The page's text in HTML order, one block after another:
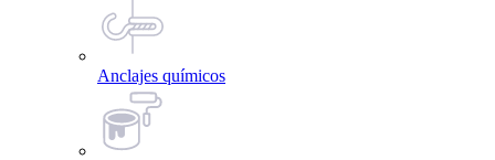
Anclajes químicos